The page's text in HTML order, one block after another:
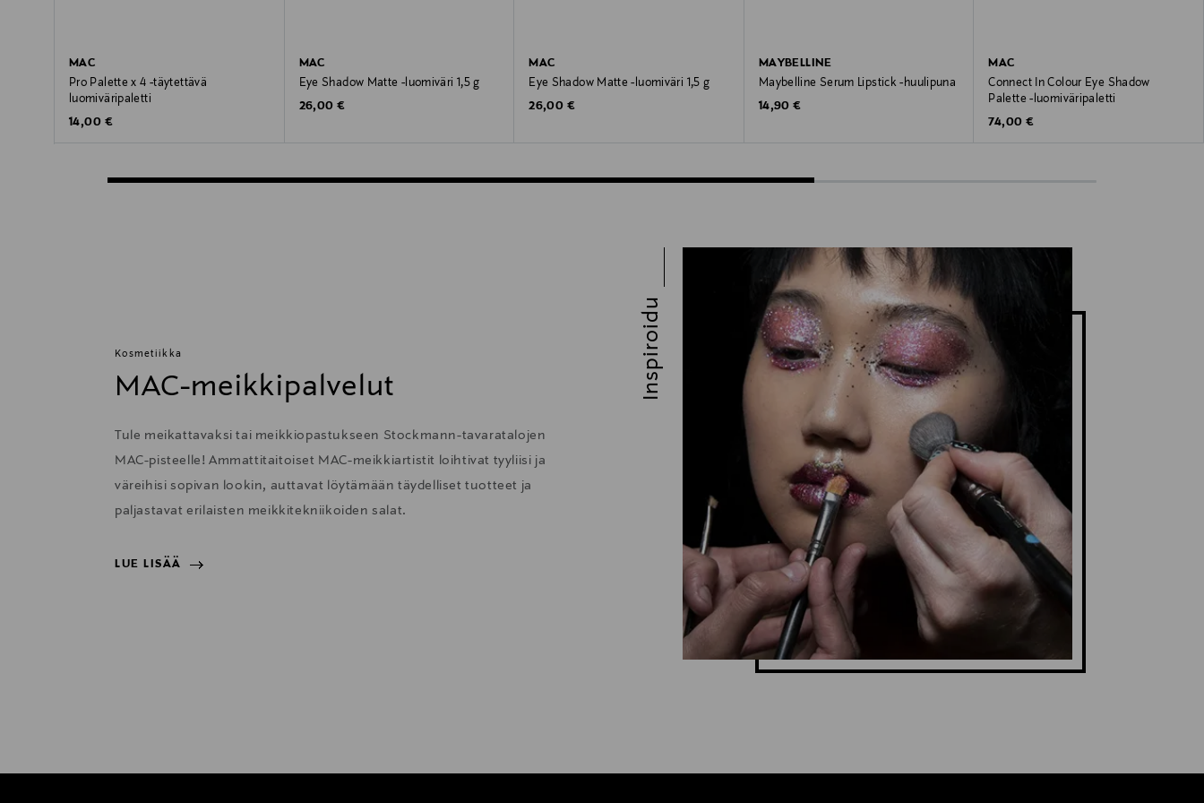
MAC
Pro Palette x 4 -täytettävä
luomiväripaletti
Original Price
14,00 €
MAC
Eye Shadow Matte -luomiväri 1,5 g
Original Price
26,00 €
MAC
Eye Shadow Matte -luomiväri 1,5 g
Original Price
26,00 €
MAYBELLINE
Maybelline Serum Lipstick -huulipuna
Original Price
14,90 €
MAC
Connect In Colour Eye Shadow
Palette -luomiväripaletti
Original Price
74,00 €
Kosmetiikka
MAC-meikkipalvelut
Tule meikattavaksi tai meikkiopastukseen Stockmann-tavaratalojen
MAC-pisteelle! Ammattitaitoiset MAC-meikkiartistit loihtivat tyyliisi ja
väreihisi sopivan lookin, auttavat löytämään täydelliset tuotteet ja
paljastavat erilaisten meikkitekniikoiden salat.
LUE LISÄÄ
Inspiroidu